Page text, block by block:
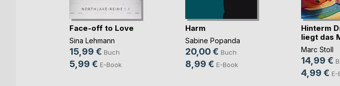
Face-off to Love
Sina Lehmann
15,99 € Buch
5,99 € E-Book
Harm
Sabine Popanda
20,00 € Buch
8,99 € E-Book
Hinterm
liegt das
Marc Stoll
14,99 €
4,99 € E-